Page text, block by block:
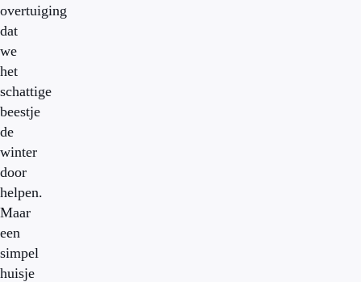
overtuiging
dat
we
het
schattige
beestje
de
winter
door
helpen.
Maar
een
simpel
huisje